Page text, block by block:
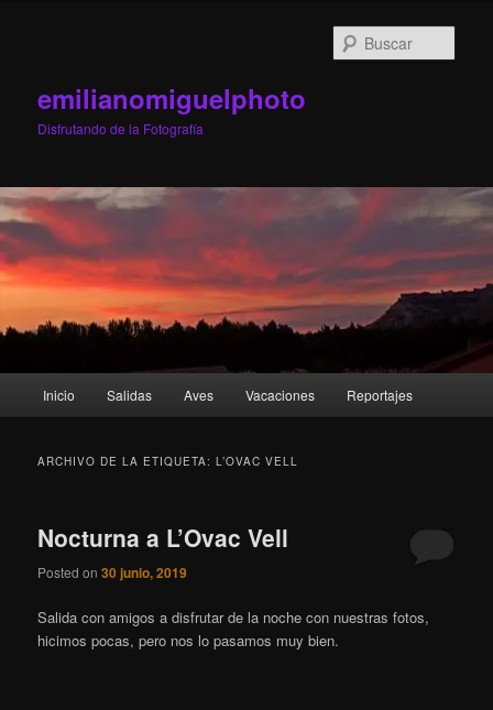
emilianomiguelphoto
Disfrutando de la Fotografía
Inicio Salidas Aves Vacaciones Reportajes
ARCHIVO DE LA ETIQUETA:L’OVAC VELL
Nocturna a L’Ovac Vell
Posted on30 junio, 2019
Salida con amigos a disfrutar de la noche con nuestras fotos,
hicimos pocas, pero nos lo pasamos muy bien.